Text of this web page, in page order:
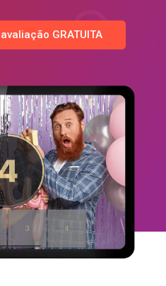
GRATUITA